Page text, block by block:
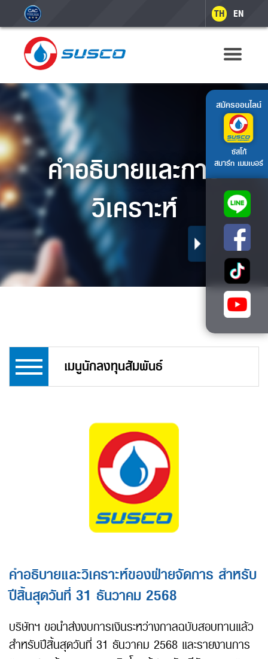
TH EN
คำอธิบายและการ
วิเคราะห์
สมัครออนไลน์
ซัสโก้
สมาร์ท เมมเบอร์
เมนูนักลงทุนสัมพันธ์
คำอธิบายและวิเคราะห์ของฝ่ายจัดการ สำหรับ
ปีสิ้นสุดวันที่ 31 ธันวาคม 2568
บริษัทฯ ขอนำส่งงบการเงินระหว่างกาลฉบับสอบทานแล้ว
สำหรับปีสิ้นสุดวันที่ 31 ธันวาคม 2568 และรายงานการ